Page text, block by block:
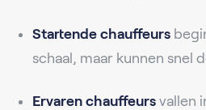
Startende chauffeurs
schaal, maar kunnen snel
Ervaren chauffeurs vallen